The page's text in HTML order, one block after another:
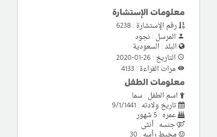
معلومات الإستشارة
رقم الإستشارة : 6238
المرسل : نجود
البلد : السعودية
التاريخ : 26-01-2020
مرات القراءة : 4133
معلومات الطفل
اسم الطفل : سما
تاريخ ولادته : 9/1/1441
عمره : 5 شهور
جنسه : أنثى